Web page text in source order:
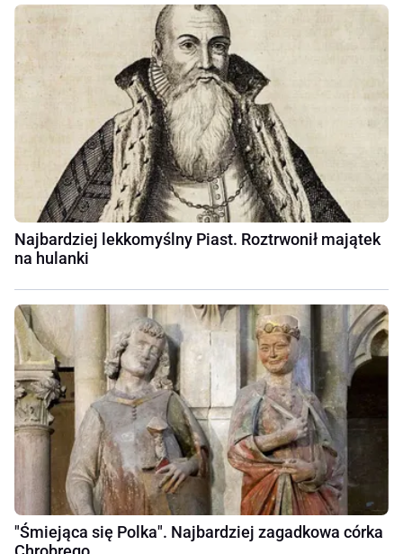
Najbardziej lekkomyślny Piast. Roztrwonił majątek
na hulanki
"Śmiejąca się Polka". Najbardziej zagadkowa córka